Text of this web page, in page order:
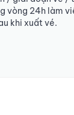
vòng 24h làm
khi xuất vé.